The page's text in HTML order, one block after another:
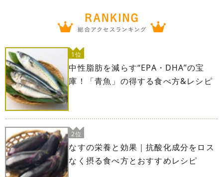
1位
中性脂肪を減らす“EPA・DHA”の宝
庫！「青魚」の得する食べ方&レシピ
2位
なすの栄養と効果｜抗酸化成分をロス
なく摂る食べ方とおすすめレシピ